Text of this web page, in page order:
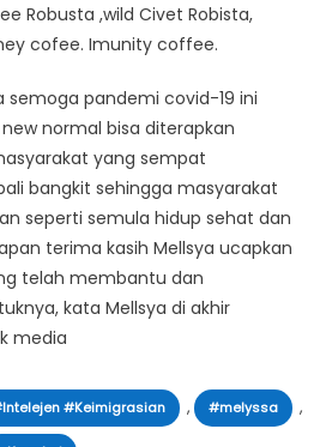
Robusta ,wild Civet Robista,
cofee. Imunity coffee.
semoga pandemi covid-19 ini
normal bisa diterapkan
yang sempat
bangkit sehingga masyarakat
seperti semula hidup sehat dan
terima kasih Mellsya ucapkan
telah membantu dan
kata Mellsya di akhir
media
#Keimigrasian , #melyssa ,